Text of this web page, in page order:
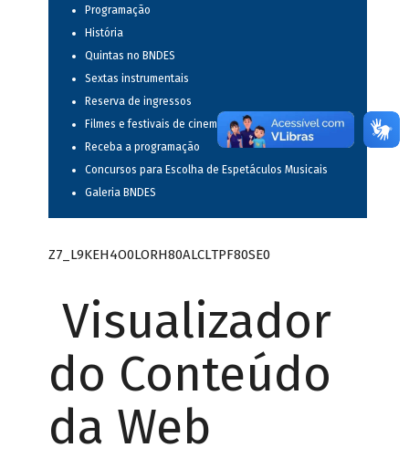
Programação
História
Quintas no BNDES
Sextas instrumentais
Reserva de ingressos
Filmes e festivais de cinema
Receba a programação
Concursos para Escolha de Espetáculos Musicais
Galeria BNDES
Z7_L9KEH4O0LORH80ALCLTPF80SE0
Visualizador
do Conteúdo
da Web